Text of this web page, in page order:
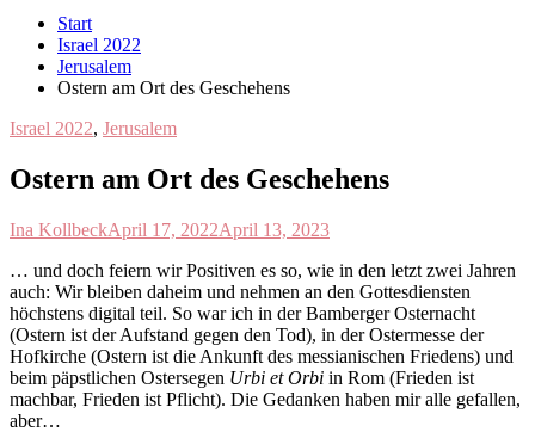
Start
Israel 2022
Jerusalem
Ostern am Ort des Geschehens
Israel 2022, Jerusalem
Ostern am Ort des Geschehens
Ina KollbeckApril 17, 2022April 13, 2023
… und doch feiern wir Positiven es so, wie in den letzt zwei Jahren
auch: Wir bleiben daheim und nehmen an den Gottesdiensten
höchstens digital teil. So war ich in der Bamberger Osternacht
(Ostern ist der Aufstand gegen den Tod), in der Ostermesse der
Hofkirche (Ostern ist die Ankunft des messianischen Friedens) und
beim päpstlichen Ostersegen Urbi et Orbi in Rom (Frieden ist
machbar, Frieden ist Pflicht). Die Gedanken haben mir alle gefallen,
aber…